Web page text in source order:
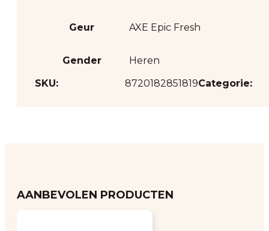
Geur AXE Epic Fresh
Gender
Heren
SKU:
8720182851819Categorie:
AANBEVOLEN PRODUCTEN